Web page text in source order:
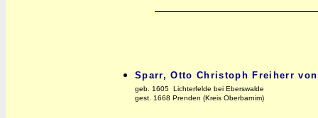
Sparr, Otto Christoph Freiherr von
geb. 1605 Lichterfelde bei Eberswalde
gest. 1668 Prenden (Kreis Oberbarnim)